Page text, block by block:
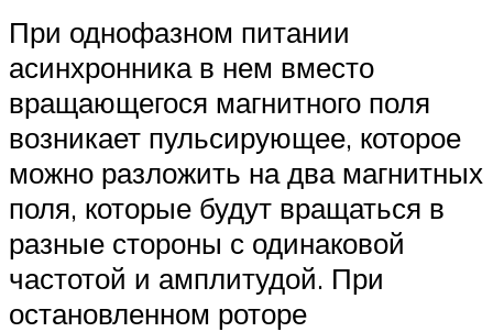
При однофазном питании
асинхронника в нем вместо
вращающегося магнитного поля
возникает пульсирующее, которое
можно разложить на два магнитных
поля, которые будут вращаться в
разные стороны с одинаковой
частотой и амплитудой. При
остановленном роторе